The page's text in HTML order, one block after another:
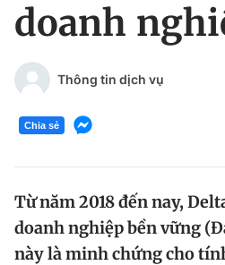
doanh
Thông tin dịch vụ
Chia sẻ
Từ năm 2018 đến nay,
doanh nghiệp bền vững
này là minh chứng cho